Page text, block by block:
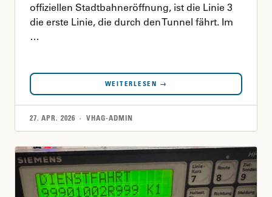
offiziellen Stadtbahneröffnung, ist die Linie 3
die erste Linie, die durch den Tunnel fährt. Im
…
WEITERLESEN →
27. APR. 2026 · VHAG-ADMIN